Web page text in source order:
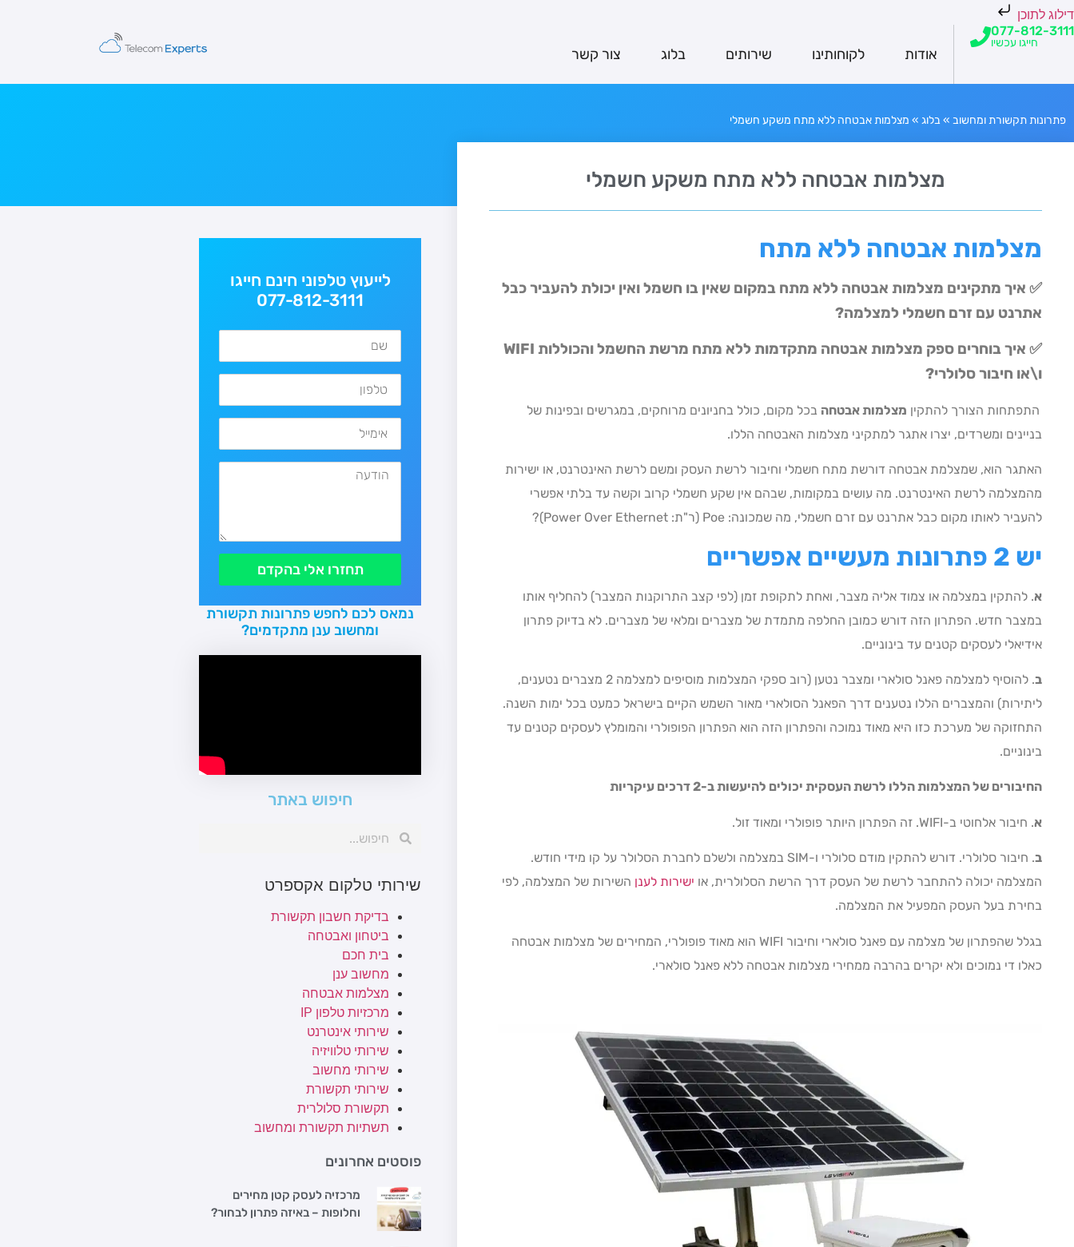
דילוג לתוכן
077-812-3111
חייגו עכשיו
אודות לקוחותינו שירותים בלוג צור קשר
פתרונות תקשורת ומחשוב »בלוג » מצלמות אבטחה ללא מתח משקע חשמלי
מצלמות אבטחה ללא מתח משקע חשמלי
מצלמות אבטחה ללא מתח
✅ איך מתקינים מצלמות אבטחה ללא מתח במקום שאין בו חשמל ואין יכולת להעביר כבל
אתרנט עם זרם חשמלי למצלמה?
✅ איך בוחרים ספק מצלמות אבטחה מתקדמות ללא מתח מרשת החשמל והכוללות WIFI
ו\או חיבור סלולרי?
התפתחות הצורך להתקין מצלמות אבטחה בכל מקום, כולל בחניונים מרוחקים, במגרשים ובפינות של
בניינים ומשרדים, יצרו אתגר למתקיני מצלמות האבטחה הללו.
האתגר הוא, שמצלמת אבטחה דורשת מתח חשמלי וחיבור לרשת העסק ומשם לרשת האינטרנט, או ישירות
מהמצלמה לרשת האינטרנט. מה עושים במקומות, שבהם אין שקע חשמלי קרוב וקשה עד בלתי אפשרי
להעביר לאותו מקום כבל אתרנט עם זרם חשמלי, מה שמכונה: Poe (ר"ת: Power Over Ethernet)?
יש 2 פתרונות מעשיים אפשריים
א. להתקין במצלמה או צמוד אליה מצבר, ואחת לתקופת זמן (לפי קצב התרוקנות המצבר) להחליף אותו
במצבר חדש. הפתרון הזה דורש כמובן החלפה מתמדת של מצברים ומלאי של מצברים. לא בדיוק פתרון
אידיאלי לעסקים קטנים עד בינוניים.
ב
. להוסיף למצלמה פאנל סולארי ומצבר נטען (רוב ספקי המצלמות מוסיפים למצלמה 2 מצברים נטענים,
ליתירות) והמצברים הללו נטענים דרך הפאנל הסולארי מאור השמש הקיים בישראל כמעט בכל ימות השנה.
התחזוקה של מערכת כזו היא מאוד נמוכה והפתרון הזה הוא הפתרון הפופולרי והמומלץ לעסקים קטנים עד
בינוניים.
החיבורים של המצלמות הללו לרשת העסקית יכולים להיעשות ב-2 דרכים עיקריות
א. חיבור אלחוטי ב-WIFI. זה הפתרון היותר פופולרי ומאוד זול.
ב
. חיבור סלולרי. דורש להתקין מודם סלולרי ו-SIM במצלמה ולשלם לחברת הסלולר על קו מידי חודש.
המצלמה יכולה להתחבר לרשת של העסק דרך הרשת הסלולרית, או ישירות לענן השירות של המצלמה, לפי
בחירת בעל העסק המפעיל את המצלמה.
בגלל שהפתרון של מצלמה עם פאנל סולארי וחיבור WIFI הוא מאוד פופולרי, המחירים של מצלמות אבטחה
כאלו די נמוכים ולא יקרים בהרבה ממחירי מצלמות אבטחה ללא פאנל סולארי.
לייעוץ טלפוני חינם חייגו
077-812-3111
תחזרו אלי בהקדם
נמאס לכם לחפש פתרונות תקשורת
ומחשוב ענן מתקדמים?
חיפוש באתר
שירותי טלקום אקספרט
בדיקת חשבון תקשורת
ביטחון ואבטחה
בית חכם
מחשוב ענן
מצלמות אבטחה
מרכזיות טלפון IP
שירותי אינטרנט
שירותי טלוויזיה
שירותי מחשוב
שירותי תקשורת
תקשורת סלולרית
תשתיות תקשורת ומחשוב
פוסטים אחרונים
מרכזיה לעסק קטן מחירים
וחלופות – באיזה פתרון לבחור?